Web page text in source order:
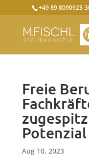
+49 89 8090923-
Freie
Aug 10, 2023